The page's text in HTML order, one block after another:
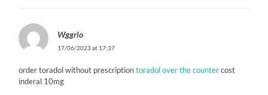
Wggrlo
17/06/2023 at 17:37
order toradol without prescriptiontoradol over the countercost
inderal 10mg